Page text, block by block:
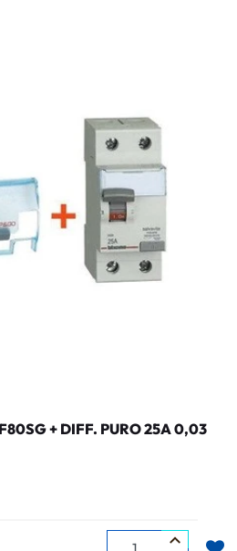
+ DIFF. PURO 25A 0,03